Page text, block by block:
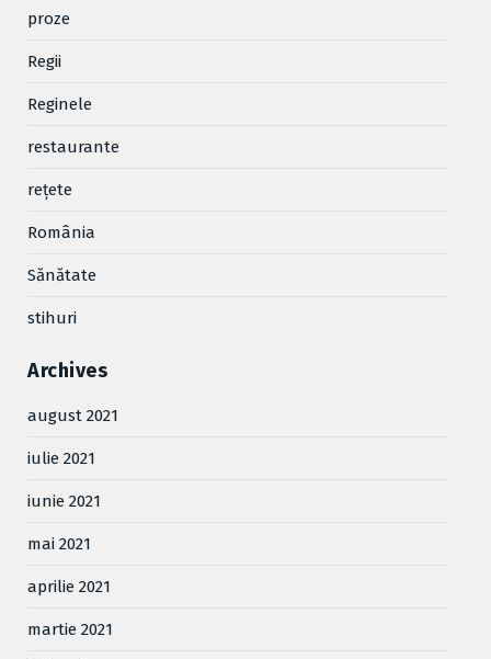
proze
Regii
Reginele
restaurante
reţete
România
Sănătate
stihuri
Archives
august 2021
iulie 2021
iunie 2021
mai 2021
aprilie 2021
martie 2021